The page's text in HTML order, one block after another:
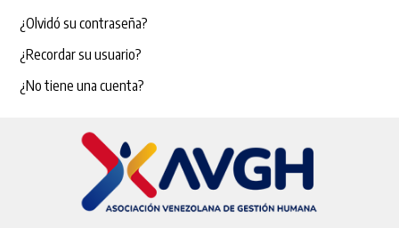
¿Olvidó su contraseña?
¿Recordar su usuario?
¿No tiene una cuenta?